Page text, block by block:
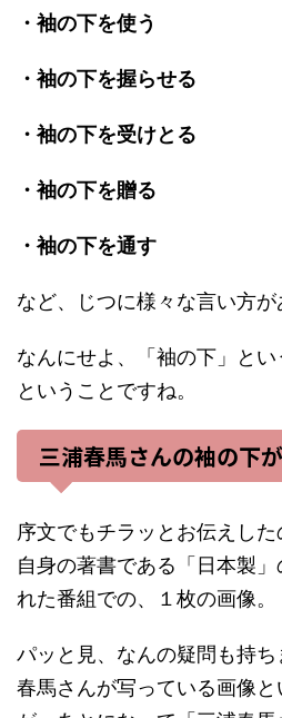
・袖の下を使う
・袖の下を握らせる
・袖の下を受けとる
・袖の下を贈る
・袖の下を通す
など、じつに様々な言い方が
なんにせよ、「袖の下」と
ということですね。
三浦春馬さんの袖の下
序文でもチラッとお伝えし
自身の著書である「日本製
れた番組での、１枚の画像。
パッと見、なんの疑問も持
春馬さんが写っている画像